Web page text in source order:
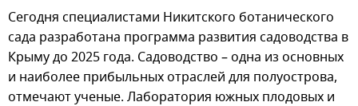
Сегодня специалистами Никитского ботанического
сада разработана программа развития садоводства в
Крыму до 2025 года. Садоводство – одна из основных
и наиболее прибыльных отраслей для полуострова,
отмечают ученые. Лаборатория южных плодовых и